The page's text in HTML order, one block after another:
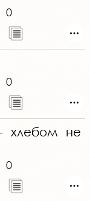
0
0
хлебом не
0